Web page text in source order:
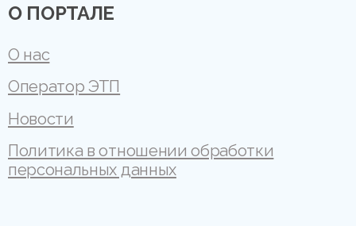
О ПОРТАЛЕ
О нас
Оператор ЭТП
Новости
Политика в отношении обработки
персональных данных